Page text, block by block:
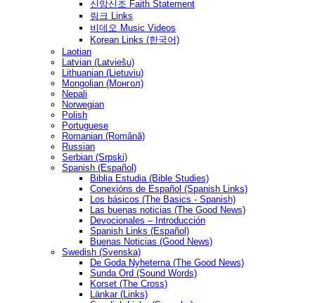
신앙신조 Faith Statement
링크 Links
비데오 Music Videos
Korean Links (한국어)
Laotian
Latvian (Latviešu)
Lithuanian (Lietuvių)
Mongolian (Монгол)
Nepali
Norwegian
Polish
Portuguese
Romanian (Română)
Russian
Serbian (Srpski)
Spanish (Español)
Biblia Estudia (Bible Studies)
Conexións de Español (Spanish Links)
Los básicos (The Basics - Spanish)
Las buenas noticias (The Good News)
Devocionales – Introducción
Spanish Links (Español)
Buenas Noticias (Good News)
Swedish (Svenska)
De Goda Nyheterna (The Good News)
Sunda Ord (Sound Words)
Korset (The Cross)
Länkar (Links)